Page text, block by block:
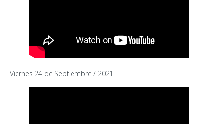
Viernes 24 de Septiembre / 2021